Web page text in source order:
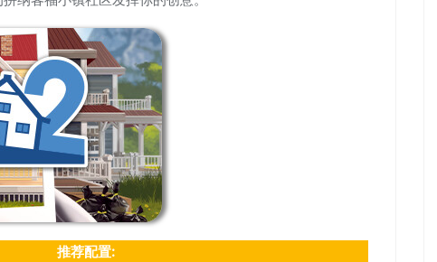
推荐配置: